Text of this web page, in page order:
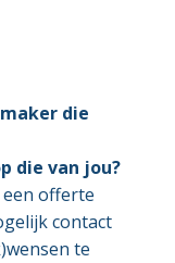
die
die van jou?
offerte
contact
te